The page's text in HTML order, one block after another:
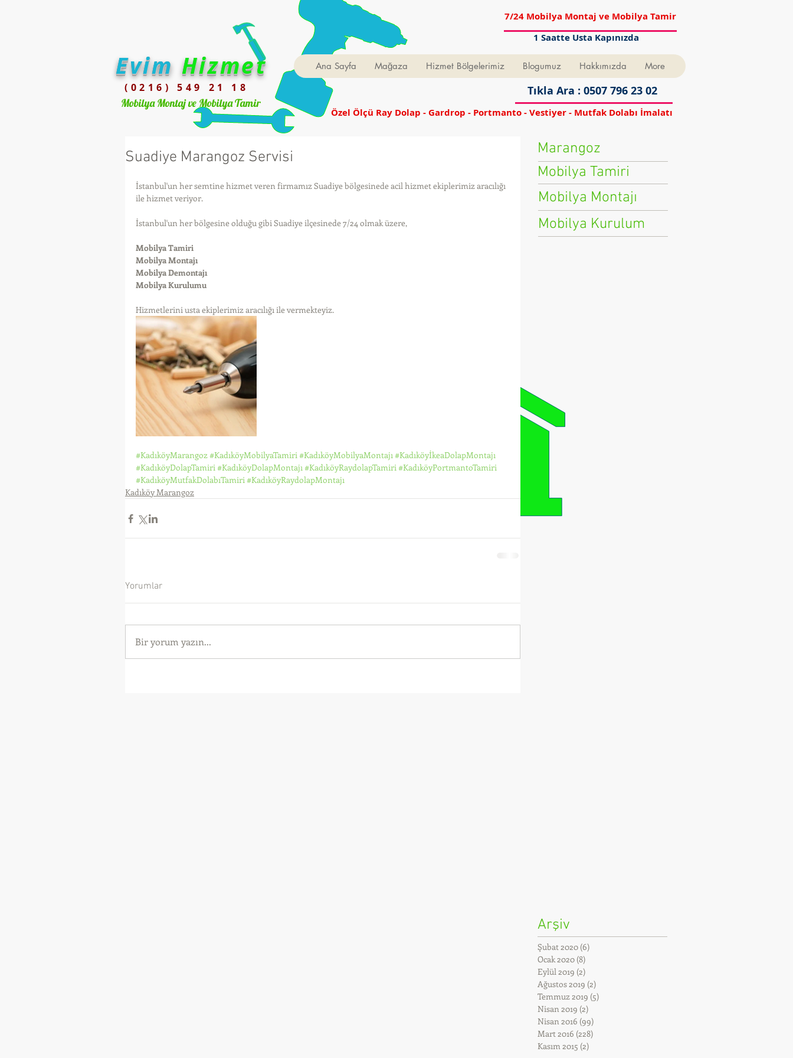
EvimHizmet
(0216) 549 21 18
Mobilya Montaj ve Mobilya Tamir
7/24 Mobilya Montaj ve Mobilya Tamir
1 Saatte Usta Kapınızda
Ana Sayfa Mağaza Hizmet Bölgelerimiz Blogumuz Hakkımızda More
Tıkla Ara : 0507 796 23 02
Özel Ölçü Ray Dolap - Gardrop - Portmanto - Vestiyer - Mutfak Dolabı İmalatı
Suadiye Marangoz Servisi
İstanbul'un her semtine hizmet veren firmamız Suadiye bölgesinede acil hizmet ekiplerimiz aracılığı
ile hizmet veriyor.
İstanbul'un her bölgesine olduğu gibi Suadiye ilçesinede 7/24 olmak üzere,
Mobilya Tamiri
Mobilya Montajı
Mobilya Demontajı
Mobilya Kurulumu
Hizmetlerini usta ekiplerimiz aracılığı ile vermekteyiz.
#KadıköyMarangoz#KadıköyMobilyaTamiri#KadıköyMobilyaMontajı#KadıköyİkeaDolapMontajı
#KadıköyDolapTamiri#KadıköyDolapMontajı#KadıköyRaydolapTamiri#KadıköyPortmantoTamiri
#KadıköyMutfakDolabıTamiri#KadıköyRaydolapMontajı
Kadıköy Marangoz
Yorumlar
Bir yorum yazın...
Marangoz
Mobilya Tamiri
Mobilya Montajı
Mobilya Kurulum
Arşiv
Şubat 2020 (6)
Ocak 2020 (8)
Eylül 2019 (2)
Ağustos 2019 (2)
Temmuz 2019 (5)
Nisan 2019 (2)
Nisan 2016 (99)
Mart 2016 (228)
Kasım 2015 (2)